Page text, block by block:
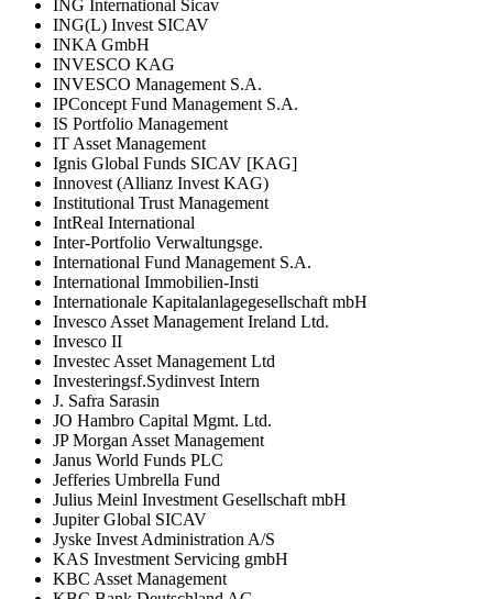
ING International Sicav
ING(L) Invest SICAV
INKA GmbH
INVESCO KAG
INVESCO Management S.A.
IPConcept Fund Management S.A.
IS Portfolio Management
IT Asset Management
Ignis Global Funds SICAV [KAG]
Innovest (Allianz Invest KAG)
Institutional Trust Management
IntReal International
Inter-Portfolio Verwaltungsge.
International Fund Management S.A.
International Immobilien-Insti
Internationale Kapitalanlagegesellschaft mbH
Invesco Asset Management Ireland Ltd.
Invesco II
Investec Asset Management Ltd
Investeringsf.Sydinvest Intern
J. Safra Sarasin
JO Hambro Capital Mgmt. Ltd.
JP Morgan Asset Management
Janus World Funds PLC
Jefferies Umbrella Fund
Julius Meinl Investment Gesellschaft mbH
Jupiter Global SICAV
Jyske Invest Administration A/S
KAS Investment Servicing gmbH
KBC Asset Management